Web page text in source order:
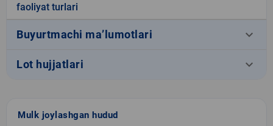
faoliyat turlari
Buyurtmachi ma’lumotlari keyboard_arrow_down
Lot hujjatlari keyboard_arrow_down
Mulk joylashgan hudud